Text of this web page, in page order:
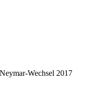
Wechsel 2017